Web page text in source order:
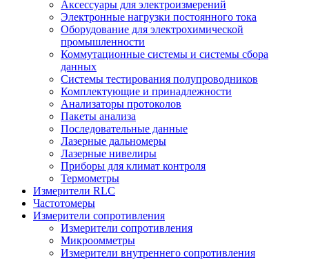
Аксессуары для электроизмерений
Электронные нагрузки постоянного тока
Оборудование для электрохимической
промышленности
Коммутационные системы и системы сбора
данных
Системы тестирования полупроводников
Комплектующие и принадлежности
Анализаторы протоколов
Пакеты анализа
Последовательные данные
Лазерные дальномеры
Лазерные нивелиры
Приборы для климат контроля
Термометры
Измерители RLC
Частотомеры
Измерители сопротивления
Измерители сопротивления
Микроомметры
Измерители внутреннего сопротивления